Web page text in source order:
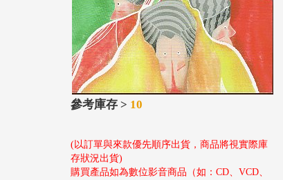
參考庫存 > 10
(以訂單與來款優先順序出貨，商品將視實際庫
存狀況出貨)
購買產品如為數位影音商品（如：CD、VCD、